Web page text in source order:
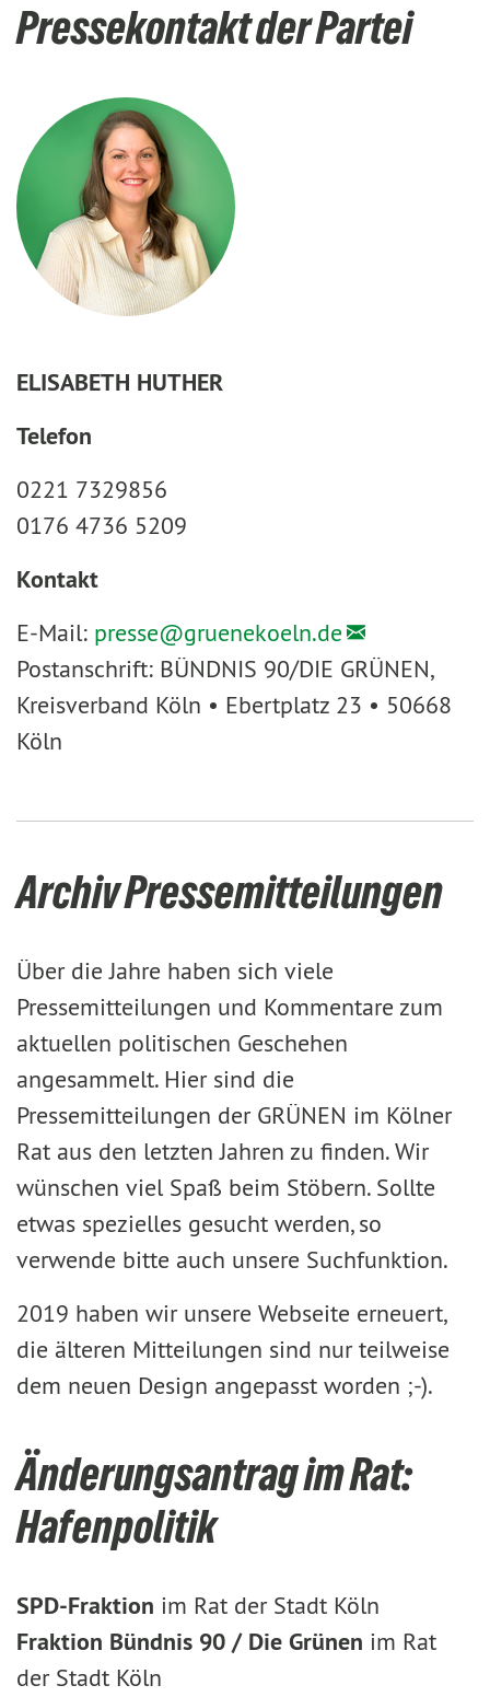
Pressekontakt der Partei
ELISABETH HUTHER
Telefon
0221 7329856
0176 4736 5209
Kontakt
E-Mail: presse@gruenekoeln.de
Postanschrift: BÜNDNIS 90/DIE GRÜNEN,
Kreisverband Köln • Ebertplatz 23 • 50668
Köln
Archiv Pressemitteilungen
Über die Jahre haben sich viele
Pressemitteilungen und Kommentare zum
aktuellen politischen Geschehen
angesammelt. Hier sind die
Pressemitteilungen der GRÜNEN im Kölner
Rat aus den letzten Jahren zu finden. Wir
wünschen viel Spaß beim Stöbern. Sollte
etwas spezielles gesucht werden, so
verwende bitte auch unsere Suchfunktion.
2019 haben wir unsere Webseite erneuert,
die älteren Mitteilungen sind nur teilweise
dem neuen Design angepasst worden ;-).
Änderungsantrag im Rat:
Hafenpolitik
SPD-Fraktion im Rat der Stadt Köln
Fraktion Bündnis 90 / Die Grünen im Rat
der Stadt Köln